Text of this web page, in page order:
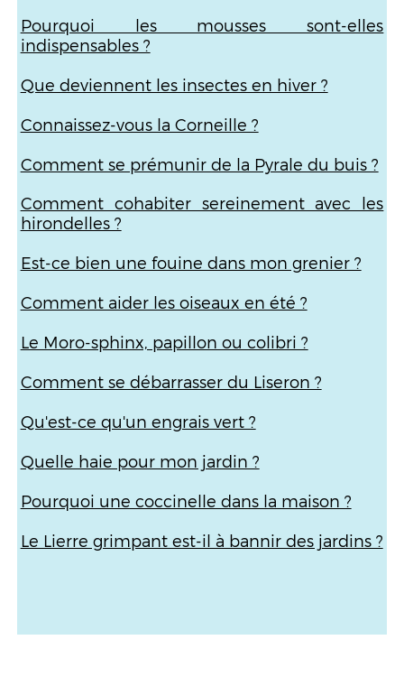
Pourquoi les mousses sont-elles
indispensables ?
Que deviennent les insectes en hiver ?
Connaissez-vous la Corneille ?
Comment se prémunir de la Pyrale du buis ?
Comment cohabiter sereinement avec les
hirondelles ?
Est-ce bien une fouine dans mon grenier ?
Comment aider les oiseaux en été ?
Le Moro-sphinx, papillon ou colibri ?
Comment se débarrasser du Liseron ?
Qu'est-ce qu'un engrais vert ?
Quelle haie pour mon jardin ?
Pourquoi une coccinelle dans la maison ?
Le Lierre grimpant est-il à bannir des jardins ?